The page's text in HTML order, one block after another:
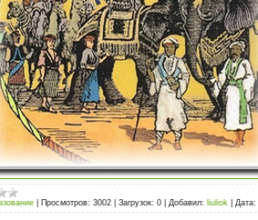
Просмотров: 3002 Загрузок: 0 Добавил: liuliok Дата: